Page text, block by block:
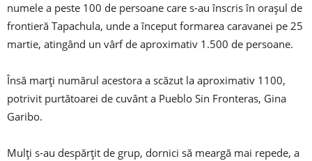
numele a peste 100 de persoane care s-au înscris în orașul de
frontieră Tapachula, unde a început formarea caravanei pe 25
martie, atingând un vârf de aproximativ 1.500 de persoane.
Însă marți numărul acestora a scăzut la aproximativ 1100,
potrivit purtătoarei de cuvânt a Pueblo Sin Fronteras, Gina
Garibo.
Mulți s-au despărțit de grup, dornici să meargă mai repede, a